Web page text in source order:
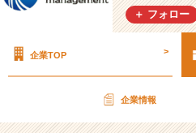
ジ
メ
株
式
社
＋ フォロー
企業TOP >
企業情報